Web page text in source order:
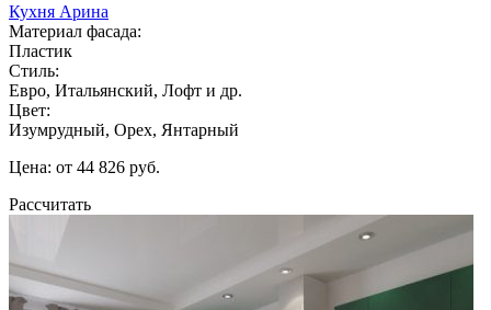
Кухня Арина
Материал фасада:
Пластик
Стиль:
Евро, Итальянский, Лофт и др.
Цвет:
Изумрудный, Орех, Янтарный
Цена: от 44 826 руб.
Рассчитать